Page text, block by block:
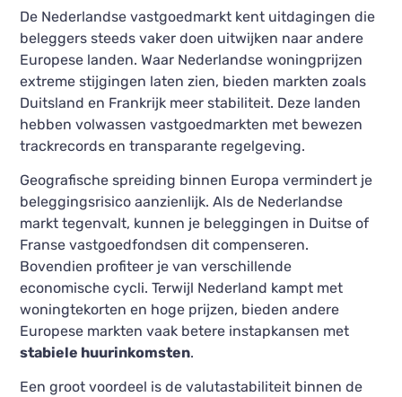
De Nederlandse vastgoedmarkt kent uitdagingen die
beleggers steeds vaker doen uitwijken naar andere
Europese landen. Waar Nederlandse woningprijzen
extreme stijgingen laten zien, bieden markten zoals
Duitsland en Frankrijk meer stabiliteit. Deze landen
hebben volwassen vastgoedmarkten met bewezen
trackrecords en transparante regelgeving.
Geografische spreiding binnen Europa vermindert je
beleggingsrisico aanzienlijk. Als de Nederlandse
markt tegenvalt, kunnen je beleggingen in Duitse of
Franse vastgoedfondsen dit compenseren.
Bovendien profiteer je van verschillende
economische cycli. Terwijl Nederland kampt met
woningtekorten en hoge prijzen, bieden andere
Europese markten vaak betere instapkansen met
stabiele huurinkomsten.
Een groot voordeel is de valutastabiliteit binnen de